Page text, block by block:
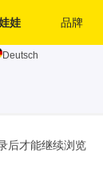
娃 品牌
Deutsch
后才能继续浏览